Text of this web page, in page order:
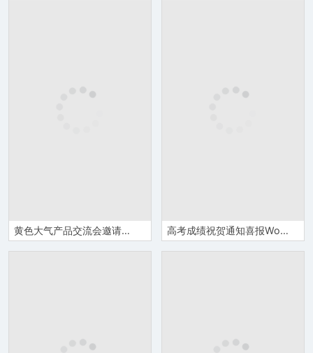
黄色大气产品交流会邀请函Word模板 高考成绩祝贺通知喜报Word模板